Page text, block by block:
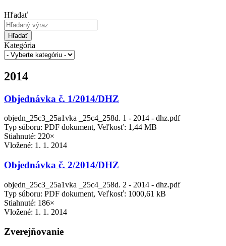
Hľadať
Hľadať
Kategória
2014
Objednávka č. 1/2014/DHZ
objedn_25c3_25a1vka _25c4_258d. 1 - 2014 - dhz.pdf
Typ súboru: PDF dokument, Veľkosť: 1,44 MB
Stiahnuté: 220×
Vložené: 1. 1. 2014
Objednávka č. 2/2014/DHZ
objedn_25c3_25a1vka _25c4_258d. 2 - 2014 - dhz.pdf
Typ súboru: PDF dokument, Veľkosť: 1000,61 kB
Stiahnuté: 186×
Vložené: 1. 1. 2014
Zverejňovanie